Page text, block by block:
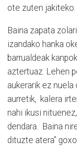
ote zuten jakiteko.
Baina zapata
izandako hanka
barrualdeak
aztertuaz. Lehen
aukerarik ez
aurretik, kalera
nahi ikusi
dendara.
Baina
dituzte atera”